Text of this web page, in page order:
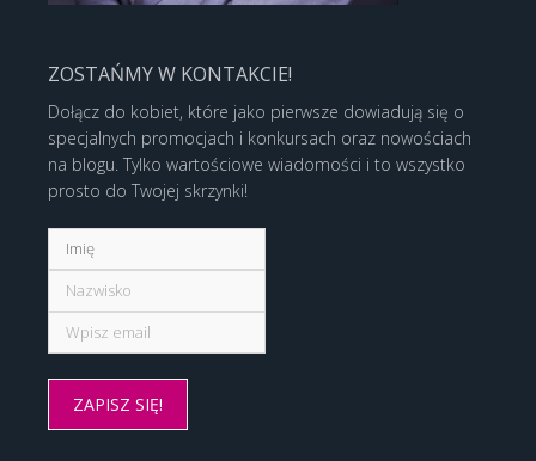
ZOSTAŃMY W KONTAKCIE!
Dołącz do kobiet, które jako pierwsze dowiadują się o
specjalnych promocjach i konkursach oraz nowościach
na blogu. Tylko wartościowe wiadomości i to wszystko
prosto do Twojej skrzynki!